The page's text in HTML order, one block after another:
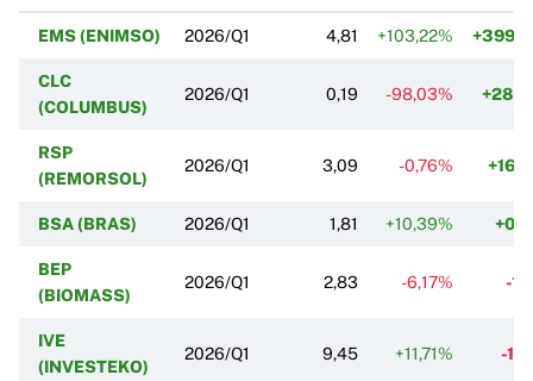
EMS (ENIMSO) 2026/Q1 4,81 +103,22%
CLC
(COLUMBUS)
2026/Q1 0,19 -98,03%
RSP
(REMORSOL)
2026/Q1 3,09 -0,76%
BSA (BRAS) 2026/Q1 1,81 +10,39%
BEP
(BIOMASS)
2026/Q1 2,83 -6,17% -
IVE
(INVESTEKO)
2026/Q1 9,45 +11,71% -